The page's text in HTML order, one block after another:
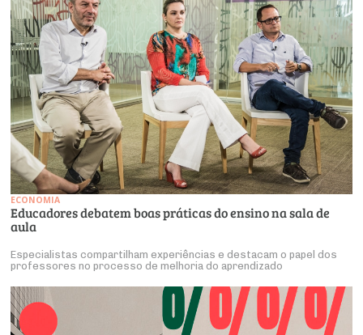
ECONOMIA
Educadores debatem boas práticas do ensino na sala de
aula
Especialistas compartilham experiências e destacam o papel dos
professores no processo de melhoria do aprendizado